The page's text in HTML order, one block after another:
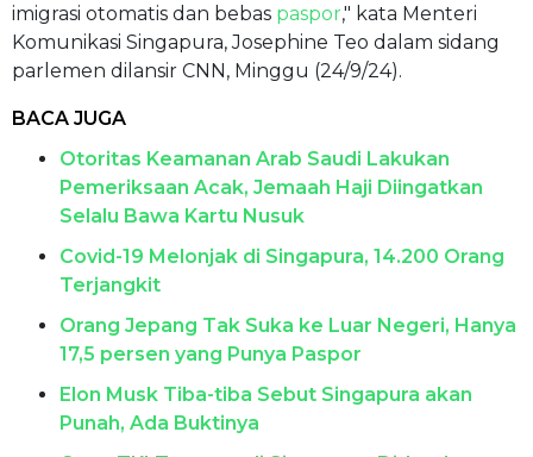
imigrasi otomatis dan bebas paspor," kata Menteri
Komunikasi Singapura, Josephine Teo dalam sidang
parlemen dilansir CNN, Minggu (24/9/24).
BACA JUGA
Otoritas Keamanan Arab Saudi Lakukan
Pemeriksaan Acak, Jemaah Haji Diingatkan
Selalu Bawa Kartu Nusuk
Covid-19 Melonjak di Singapura, 14.200 Orang
Terjangkit
Orang Jepang Tak Suka ke Luar Negeri, Hanya
17,5 persen yang Punya Paspor
Elon Musk Tiba-tiba Sebut Singapura akan
Punah, Ada Buktinya